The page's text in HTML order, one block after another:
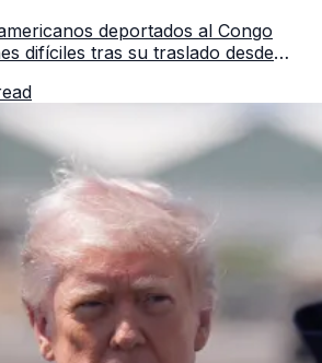
deportados al Congo
difíciles tras su traslado desde
a África.